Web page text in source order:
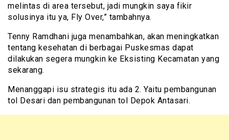
melintas di area tersebut, jadi mungkin saya fikir
solusinya itu ya, Fly Over,” tambahnya.
Tenny Ramdhani juga menambahkan, akan meningkatkan
tentang kesehatan di berbagai Puskesmas dapat
dilakukan segera mungkin ke Eksisting Kecamatan yang
sekarang.
Menanggapi isu strategis itu ada 2. Yaitu pembangunan
tol Desari dan pembangunan tol Depok Antasari.